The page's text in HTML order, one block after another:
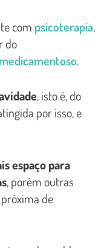
com psicoterapia,
do
.
, isto é, do
por isso, e
espaço para
, porém outras
de